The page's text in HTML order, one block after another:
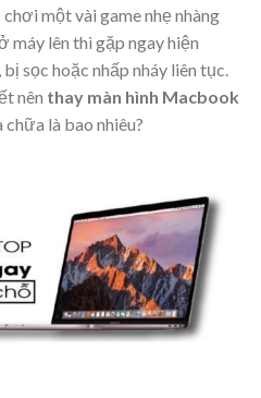
một vài game nhẹ nhàng
máy lên thì gặp ngay hiện
sọc hoặc nhấp nháy liên tục.
nên thay màn hình Macbook
là bao nhiêu?